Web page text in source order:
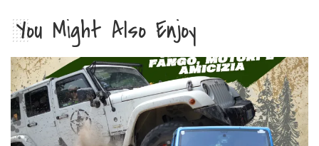
You Might Also Enjoy